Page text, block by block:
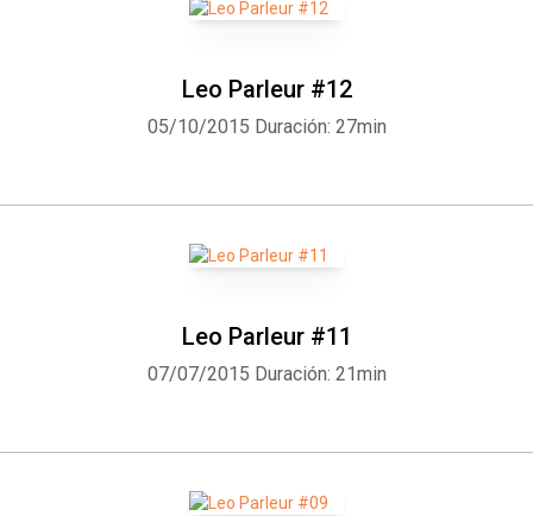
Leo Parleur #12
05/10/2015 Duración: 27min
Leo Parleur #11
07/07/2015 Duración: 21min